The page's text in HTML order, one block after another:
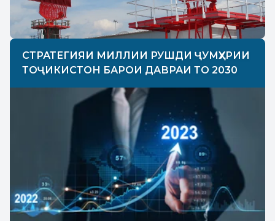
СТРАТЕГИЯИ МИЛЛИИ РУШДИ ҶУМҲУРИИ
ТОҶИКИСТОН БАРОИ ДАВРАИ ТО 2030